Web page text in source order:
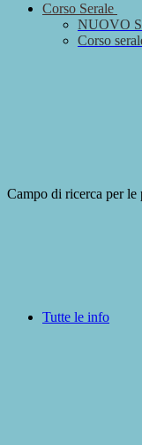
Corso Serale
NUOVO
Corso
Campo di ricerca per le
Tutte le info